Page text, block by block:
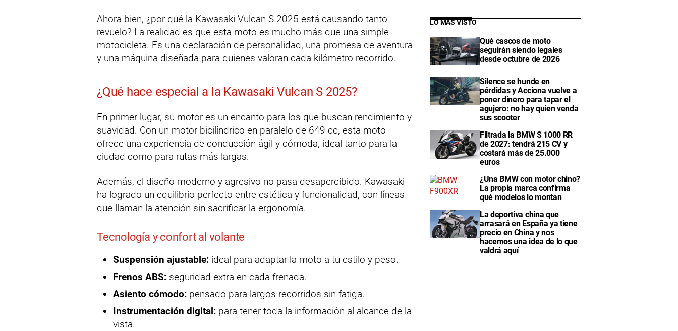
Ahora bien, ¿por qué la Kawasaki Vulcan S 2025 está causando tanto
revuelo? La realidad es que esta moto es mucho más que una simple
motocicleta. Es una declaración de personalidad, una promesa de aventura
y una máquina diseñada para quienes valoran cada kilómetro recorrido.
¿Qué hace especial a la Kawasaki Vulcan S 2025?
En primer lugar, su motor es un encanto para los que buscan rendimiento y
suavidad. Con un motor bicilíndrico en paralelo de 649 cc, esta moto
ofrece una experiencia de conducción ágil y cómoda, ideal tanto para la
ciudad como para rutas más largas.
Además, el diseño moderno y agresivo no pasa desapercibido. Kawasaki
ha logrado un equilibrio perfecto entre estética y funcionalidad, con líneas
que llaman la atención sin sacrificar la ergonomía.
Tecnología y confort al volante
Suspensión ajustable: ideal para adaptar la moto a tu estilo y peso.
Frenos ABS: seguridad extra en cada frenada.
Asiento cómodo: pensado para largos recorridos sin fatiga.
Instrumentación digital: para tener toda la información al alcance de la
vista.
LO MÁS VISTO
Qué cascos de moto
seguirán siendo legales
desde octubre de 2026
Silence se hunde en
pérdidas y Acciona vuelve a
poner dinero para tapar el
agujero: no hay quien venda
sus scooter
Filtrada la BMW S 1000 RR
de 2027: tendrá 215 CV y
costará más de 25.000
euros
¿Una BMW con motor chino?
La propia marca confirma
qué modelos lo montan
La deportiva china que
arrasará en España ya tiene
precio en China y nos
hacemos una idea de lo que
valdrá aquí